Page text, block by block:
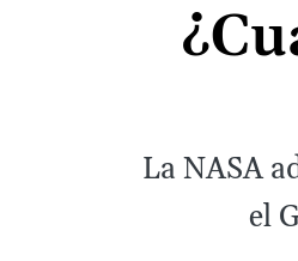
La NASA
el